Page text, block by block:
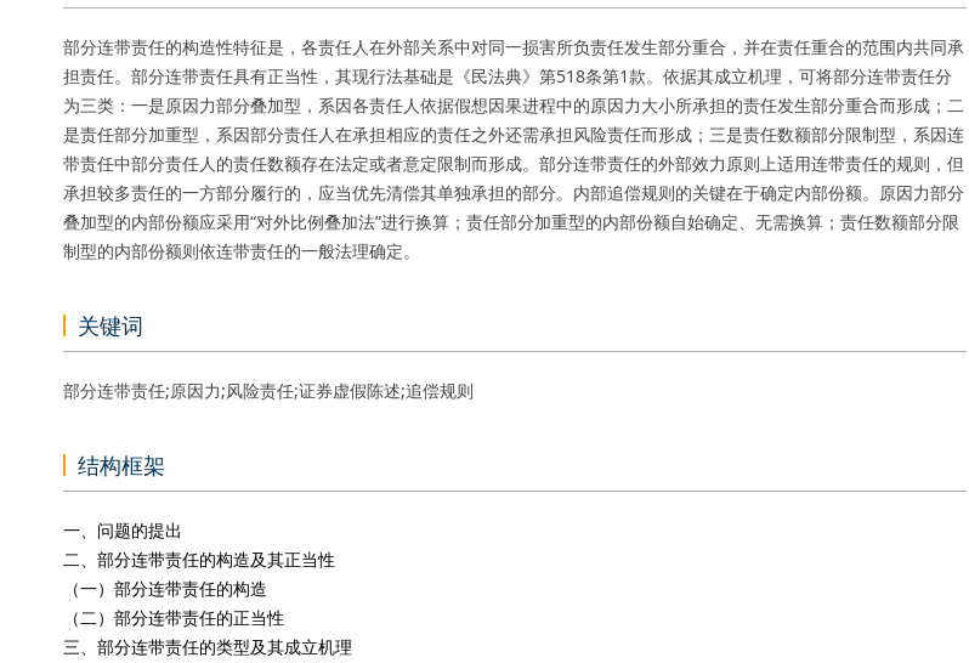
部分连带责任的构造性特征是，各责任人在外部关系中对同一损害所负责任发生部分重合，并在责任重合的范围内共同承
担责任。部分连带责任具有正当性，其现行法基础是《民法典》第518条第1款。依据其成立机理，可将部分连带责任分
为三类：一是原因力部分叠加型，系因各责任人依据假想因果进程中的原因力大小所承担的责任发生部分重合而形成；二
是责任部分加重型，系因部分责任人在承担相应的责任之外还需承担风险责任而形成；三是责任数额部分限制型，系因连
带责任中部分责任人的责任数额存在法定或者意定限制而形成。部分连带责任的外部效力原则上适用连带责任的规则，但
承担较多责任的一方部分履行的，应当优先清偿其单独承担的部分。内部追偿规则的关键在于确定内部份额。原因力部分
叠加型的内部份额应采用“对外比例叠加法”进行换算；责任部分加重型的内部份额自始确定、无需换算；责任数额部分限
制型的内部份额则依连带责任的一般法理确定。
关键词
部分连带责任;原因力;风险责任;证券虚假陈述;追偿规则
结构框架
一、问题的提出
二、部分连带责任的构造及其正当性
（一）部分连带责任的构造
（二）部分连带责任的正当性
三、部分连带责任的类型及其成立机理